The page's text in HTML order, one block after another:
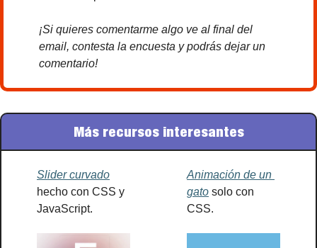
¡Si quieres comentarme algo ve al final del
email, contesta la encuesta y podrás dejar un
comentario!
Más recursos interesantes
Slider curvado
hecho con CSS y
JavaScript.
Animación de un
gato solo con
CSS.